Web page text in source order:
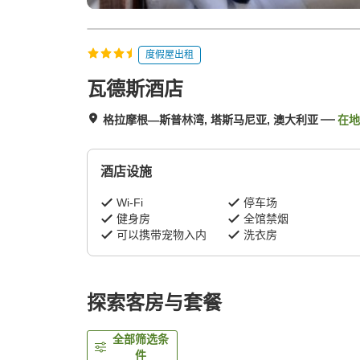
度假屋出租
瓦德斯酒店
格拉摩根—斯普林湾, 塔斯马尼亚, 澳大利亚 在
酒店设施
Wi-Fi
停车场
健身房
全馆禁烟
可以携带宠物入内
洗衣房
探索客房与套餐
全部筛选条
件